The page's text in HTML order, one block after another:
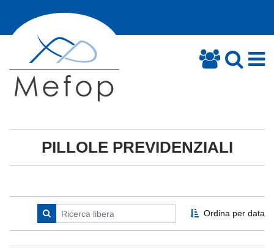
PILLOLE PREVIDENZIALI
Ordina per data